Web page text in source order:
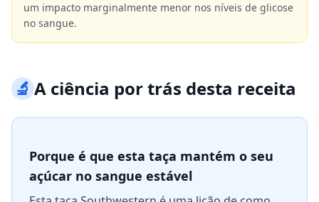
um impacto marginalmente menor nos níveis de glicose
no sangue.
🔬A ciência por trás desta receita
Porque é que esta taça mantém o seu
açúcar no sangue estável